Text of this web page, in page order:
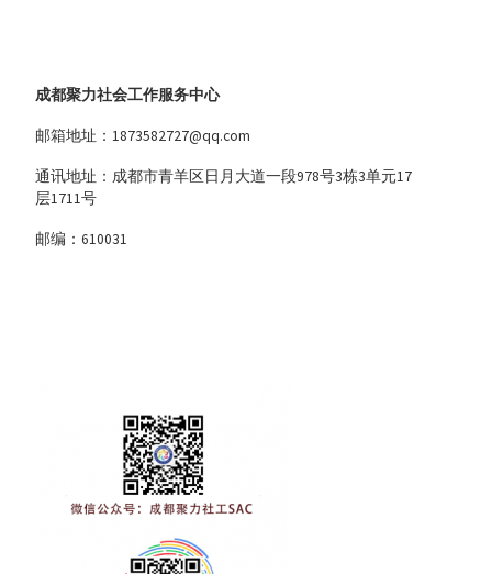
成都聚力社会工作服务中心
邮箱地址：1873582727@qq.com
通讯地址：成都市青羊区日月大道一段978号3栋3单元17
层1711号
邮编：610031